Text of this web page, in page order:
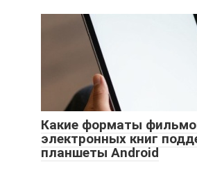
Какие форматы
электронных книг
планшеты Android